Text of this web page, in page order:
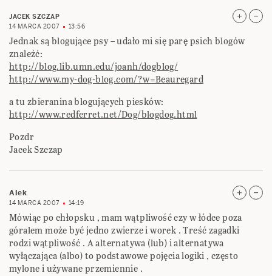
JACEK SZCZAP
14 MARCA 2007
13:56
Jednak są blogujące psy – udało mi się parę psich blogów
znaleźć:
http://blog.lib.umn.edu/joanh/dogblog/
http://www.my-dog-blog.com/?w=Beauregard
a tu zbieranina blogujących piesków:
http://www.redferret.net/Dog/blogdog.html
Pozdr
Jacek Szczap
Alek
14 MARCA 2007 14:19
Mówiąc po chłopsku , mam wątpliwość czy w łódce poza
góralem może być jedno zwierze i worek . Treść zagadki
rodzi wątpliwość . A alternatywa (lub) i alternatywa
wyłączająca (albo) to podstawowe pojęcia logiki , często
mylone i używane przemiennie .